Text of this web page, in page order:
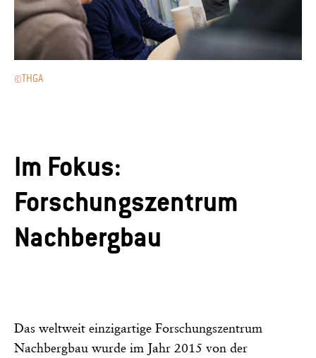
©THGA
Im Fokus:
Forschungszentrum
Nachbergbau
Das weltweit einzigartige Forschungszentrum
Nachbergbau wurde im Jahr 2015 von der